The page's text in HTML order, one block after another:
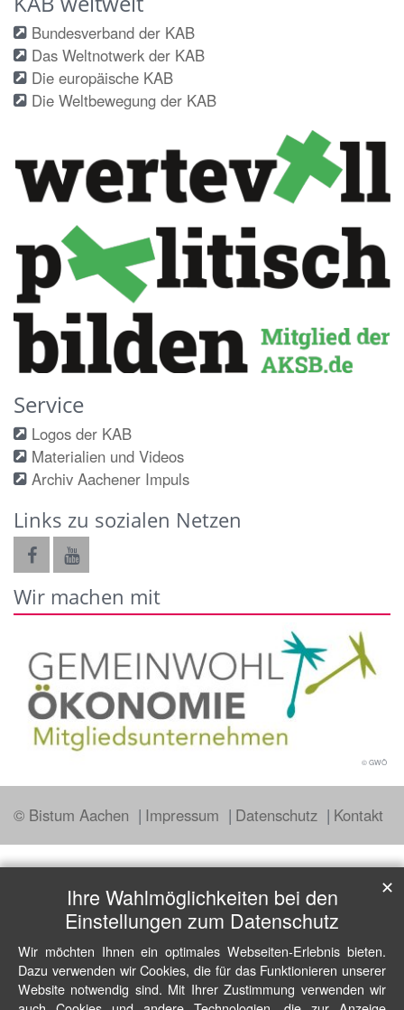
Bundesverband der KAB
Das Weltnotwerk der KAB
Die europäische KAB
Die Weltbewegung der KAB
Service
Logos der KAB
Materialien und Videos
Archiv Aachener Impuls
Links zu sozialen Netzen
Wir machen mit
© GWÖ
© Bistum Aachen Impressum Datenschutz Kontakt
Ihre Wahlmöglichkeiten bei den
Einstellungen zum Datenschutz
Wir möchten Ihnen ein optimales Webseiten-Erlebnis bieten.
Dazu verwenden wir Cookies, die für das Funktionieren unserer
Website notwendig sind. Mit Ihrer Zustimmung verwenden wir
✕